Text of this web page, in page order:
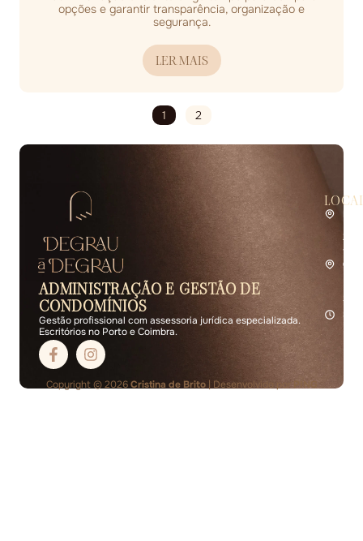
opções e garantir transparência, organização e
segurança.
LER MAIS
1 2
ADMINISTRAÇÃO E GESTÃO DE
CONDOMÍNIOS
Gestão profissional com assessoria jurídica especializada.
Escritórios no Porto e Coimbra.
2.º
Copyright © 2026Cristina de Brito| Desenvolvido porPING